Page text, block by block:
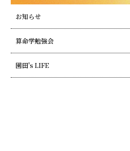
お知らせ
算命学勉強会
園田's LIFE